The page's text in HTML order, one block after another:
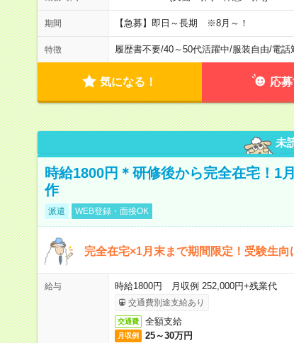
期間 【急募】即日～長期 ※8月～！
特徴 履歴書不要/40～50代活躍中/服装自由/電話
気になる！ 応
未
時給1800円＊研修後から完全在宅！1
作
派遣 WEB登録・面接OK
完全在宅×1月末まで期間限定！受験生向
給与 時給1800円 月収例 252,000円+残業代
交通費別途支給あり
交通費 全額支給
月収例 25～30万円